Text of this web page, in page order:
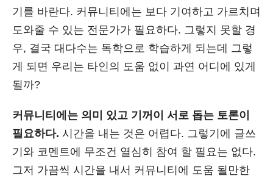
기를 바란다. 커뮤니티에는 보다 기여하고 가르치며
도와줄 수 있는 전문가가 필요하다. 그렇지 못할 경
우, 결국 대다수는 독학으로 학습하게 되는데 그렇
게 되면 우리는 타인의 도움 없이 과연 어디에 있게
될까?
커뮤니티에는 의미 있고 기꺼이 서로 돕는 토론이
필요하다. 시간을 내는 것은 어렵다. 그렇기에 글쓰
기와 코멘트에 무조건 열심히 참여 할 필요는 없다.
그저 가끔씩 시간을 내서 커뮤니티에 도움 될만한